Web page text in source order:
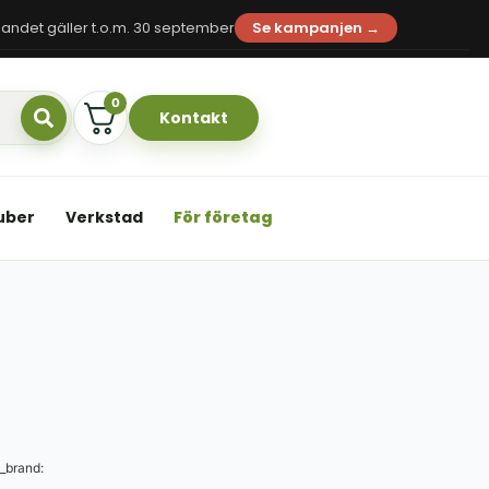
gäller t.o.m. 30 september Se kampanjen →
0
Kontakt
Verkstad För företag